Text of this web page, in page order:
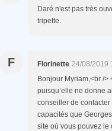
Daré n'est pas très
tripette.
F Florinette 24/08/2019
Bonjour Myriam,<br /
puisqu’elle ne donne
conseiller de
capacités que
site où vous pouvez le